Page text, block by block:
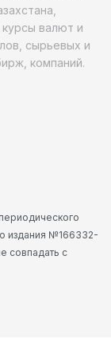
курсы валют и
сырьевых и
компаний.
издания №166332-
совпадать с